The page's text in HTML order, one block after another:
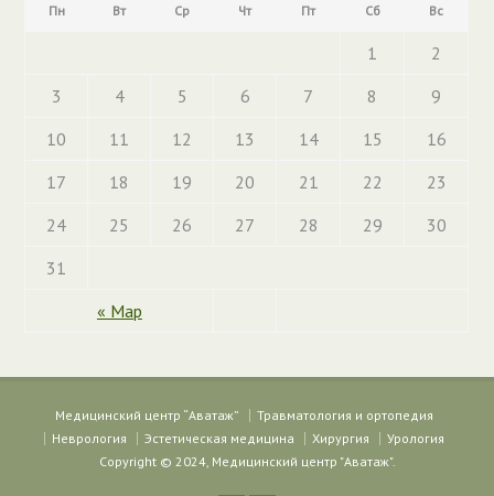
Пн Вт Ср Чт Пт Сб Вс
« Мар
1
2
3
4 5 6 7 8
9
10
11 12 13 14 15
16
17
18 19 20 21 22
23
24
25 26 27 28 29
30
31
Медицинский центр “Аватаж”
Травматология и ортопедия
Неврология
Эстетическая медицина Хирургия
Урология
Copyright © 2024, Медицинский центр "Аватаж".